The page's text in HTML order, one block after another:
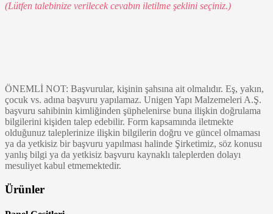
(Lütfen talebinize verilecek cevabın iletilme şeklini seçiniz.)
ÖNEMLİ NOT: Başvurular, kişinin şahsına ait olmalıdır. Eş, yakın,
çocuk vs. adına başvuru yapılamaz. Unigen Yapı Malzemeleri A.Ş.
başvuru sahibinin kimliğinden şüphelenirse buna ilişkin doğrulama
bilgilerini kişiden talep edebilir. Form kapsamında iletmekte
olduğunuz taleplerinize ilişkin bilgilerin doğru ve güncel olmaması
ya da yetkisiz bir başvuru yapılması halinde Şirketimiz, söz konusu
yanlış bilgi ya da yetkisiz başvuru kaynaklı taleplerden dolayı
mesuliyet kabul etmemektedir.
Ürünler